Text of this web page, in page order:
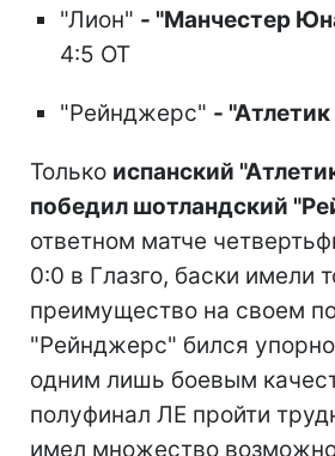
"Лион" - "Манчестер
4:5 ОТ
"Рейнджерс" - "Атлетик
Только испанский
победил шотландский
ответном матче
0:0 в Глазго, баски имели
преимущество на своем
"Рейнджерс" бился
одним лишь боевым
полуфинал ЛЕ пройти
имел множество